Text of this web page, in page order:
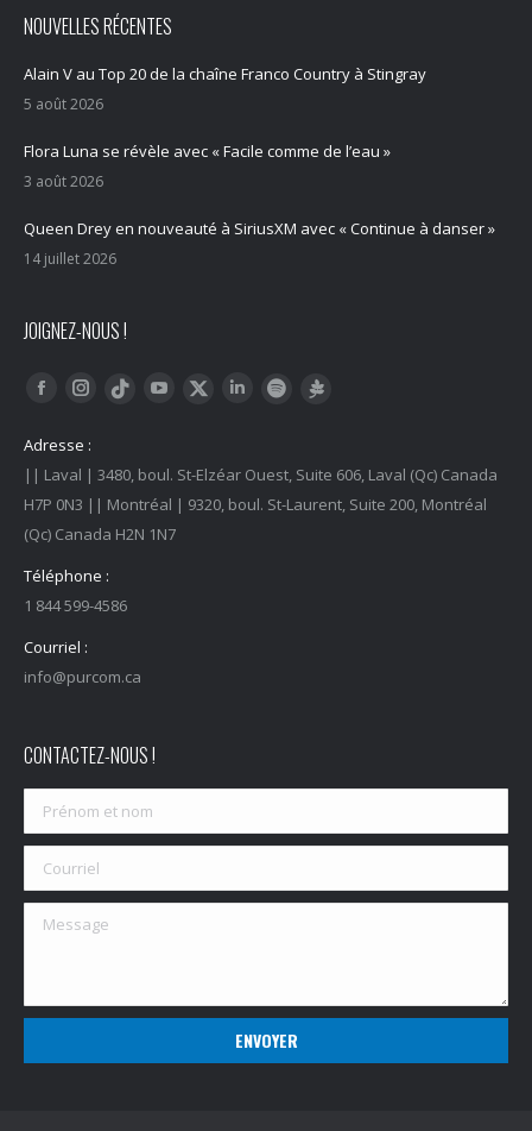
NOUVELLES RÉCENTES
Alain V au Top 20 de la chaîne Franco Country à Stingray
5 août 2026
Flora Luna se révèle avec « Facile comme de l’eau »
3 août 2026
Queen Drey en nouveauté à SiriusXM avec « Continue à danser »
14 juillet 2026
JOIGNEZ-NOUS !
Trouvez nous sur :
FacebookInstagram
Tiktok YouTubeTwitter LinkedInSpotify
Adresse :
|| Laval | 3480, boul. St-Elzéar Ouest, Suite 606, Laval (Qc) Canada
H7P 0N3 || Montréal | 9320, boul. St-Laurent, Suite 200, Montréal
(Qc) Canada H2N 1N7
Téléphone :
1 844 599-4586
Courriel :
info@purcom.ca
CONTACTEZ-NOUS !